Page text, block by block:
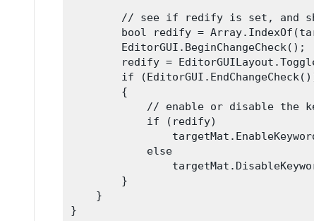
// see if redify is set, and
bool redify =
        EditorGUI.BeginChangeCheck();
redify =
if
        {
// enable or disable the
            if (redify)
            else
        }
    }